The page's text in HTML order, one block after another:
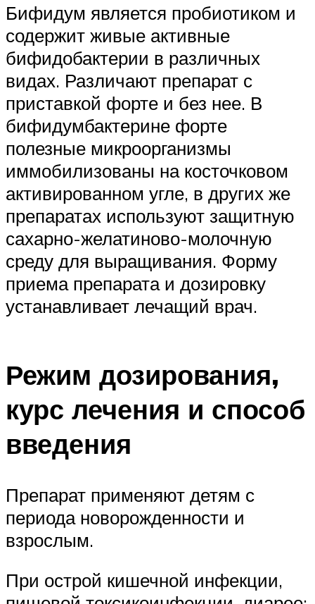
Бифидум является пробиотиком и
содержит живые активные
бифидобактерии в различных
видах. Различают препарат с
приставкой форте и без нее. В
бифидумбактерине форте
полезные микроорганизмы
иммобилизованы на косточковом
активированном угле, в других же
препаратах используют защитную
сахарно-желатиново-молочную
среду для выращивания. Форму
приема препарата и дозировку
устанавливает лечащий врач.
Режим дозирования,
курс лечения и способ
введения
Препарат применяют детям с
периода новорожденности и
взрослым.
При острой кишечной инфекции,